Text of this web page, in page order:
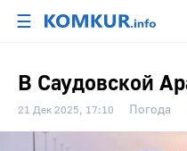
☰
В Саудовской
21 Дек 2025, 17:10 Погода